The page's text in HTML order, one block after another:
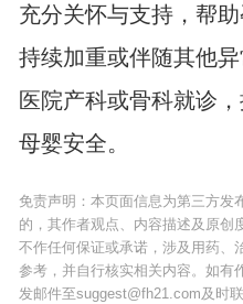
充分关怀与支持，帮
持续加重或伴随其他
医院产科或骨科就诊
母婴安全。
免责声明：本页面信息为第三方发
的，其作者观点、内容描述及原创
不作任何保证或承诺，涉及用药、
参考，并自行核实相关内容。如有
发邮件至suggest@fh21.com及时